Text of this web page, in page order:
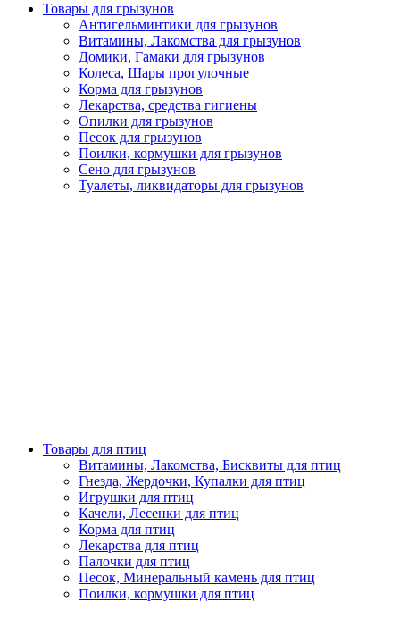
Товары для грызунов
Антигельминтики для грызунов
Витамины, Лакомства для грызунов
Домики, Гамаки для грызунов
Колеса, Шары прогулочные
Корма для грызунов
Лекарства, средства гигиены
Опилки для грызунов
Песок для грызунов
Поилки, кормушки для грызунов
Сено для грызунов
Туалеты, ликвидаторы для грызунов
Товары для птиц
Витамины, Лакомства, Бисквиты для птиц
Гнезда, Жердочки, Купалки для птиц
Игрушки для птиц
Качели, Лесенки для птиц
Корма для птиц
Лекарства для птиц
Палочки для птиц
Песок, Минеральный камень для птиц
Поилки, кормушки для птиц